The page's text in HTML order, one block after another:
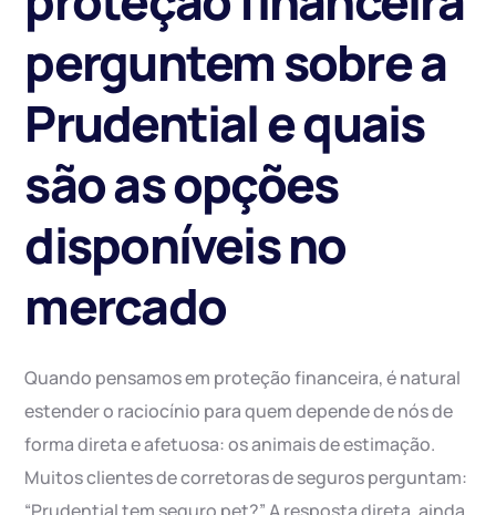
perguntem sobre a
Prudential e quais
são as opções
disponíveis no
mercado
Quando pensamos em proteção financeira, é natural
estender o raciocínio para quem depende de nós de
forma direta e afetuosa: os animais de estimação.
Muitos clientes de corretoras de seguros perguntam: